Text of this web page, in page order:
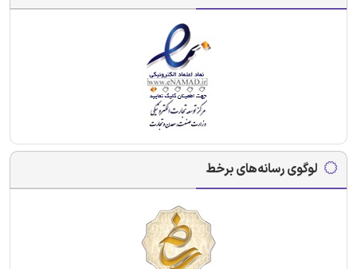
لوگوی رسانه‌های برخط